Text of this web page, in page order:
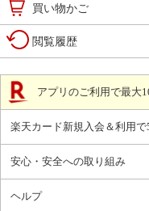
買い物かご
閲覧履歴
アプリのご利用で最大
楽天カード新規入会＆利用で
安心・安全への取り組み
ヘルプ